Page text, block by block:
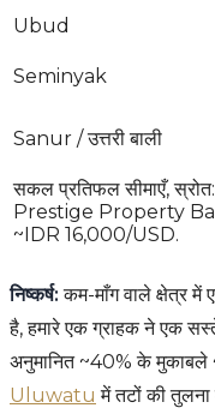
Ubud
Seminyak
Sanur / उत्तरी बाली
सकल प्रतिफल सीमाएँ, स्रोत:
Prestige Property
~IDR 16,000/USD.
निष्कर्ष: कम-माँग वाले क्षेत्र में
है, हमारे एक ग्राहक ने एक
अनुमानित ~40% के मुकाबले
Uluwatu में तटों की